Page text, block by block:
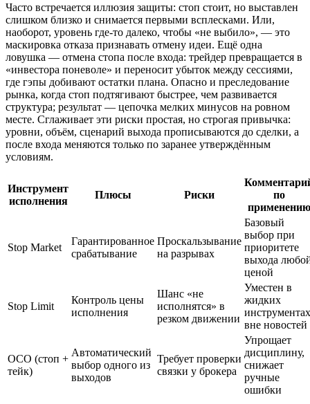
Часто встречается иллюзия защиты: стоп стоит, но выставлен
слишком близко и снимается первыми всплесками. Или,
наоборот, уровень где‑то далеко, чтобы «не выбило», — это
маскировка отказа признавать отмену идеи. Ещё одна
ловушка — отмена стопа после входа: трейдер превращается в
«инвестора поневоле» и переносит убыток между сессиями,
где гэпы добивают остатки плана. Опасно и преследование
рынка, когда стоп подтягивают быстрее, чем развивается
структура; результат — цепочка мелких минусов на ровном
месте. Сглаживает эти риски простая, но строгая привычка:
уровни, объём, сценарий выхода прописываются до сделки, а
после входа меняются только по заранее утверждённым
условиям.
Инструмент
исполнения
Плюсы Риски
по
применению
Stop Market
Гарантированное
срабатывание
Проскальзывание
на разрывах
Базовый
выбор при
приоритете
выхода
ценой
Stop Limit
Контроль цены
исполнения
Шанс «не
исполнятся» в
резком движении
Уместен в
жидких
инструментах
вне новостей
OCO (стоп +
тейк)
Автоматический
выбор одного из
выходов
Требует проверки
связки у брокера
Упрощает
дисциплину,
снижает
ручные
ошибки